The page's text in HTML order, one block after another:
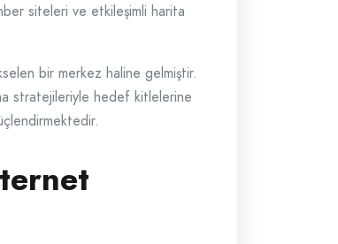
siteleri ve etkileşimli harita
bir merkez haline gelmiştir.
stratejileriyle hedef kitlelerine